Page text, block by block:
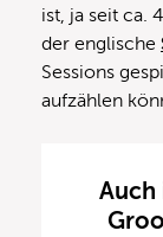
ist, ja seit ca.
der englische
Sessions
aufzählen
Auch